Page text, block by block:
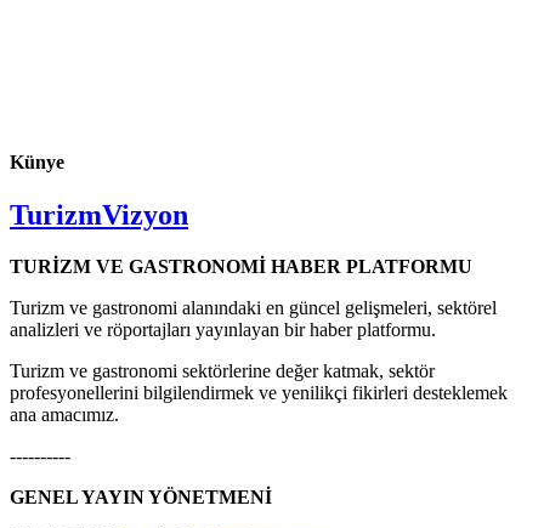
Künye
TurizmVizyon
TURİZM VE GASTRONOMİ HABER PLATFORMU
Turizm ve gastronomi alanındaki en güncel gelişmeleri, sektörel
analizleri ve röportajları yayınlayan bir haber platformu.
Turizm ve gastronomi sektörlerine değer katmak, sektör
profesyonellerini bilgilendirmek ve yenilikçi fikirleri desteklemek
ana amacımız.
----------
GENEL YAYIN YÖNETMENİ